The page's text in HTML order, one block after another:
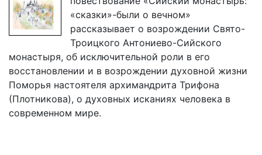
«сказки»-были о вечном»
рассказывает о возрождении Свято-
Троицкого Антониево-Сийского
монастыря, об исключительной роли в его
восстановлении и в возрождении духовной жизни
Поморья настоятеля архимандрита Трифона
(Плотникова), о духовных исканиях человека в
современном мире.